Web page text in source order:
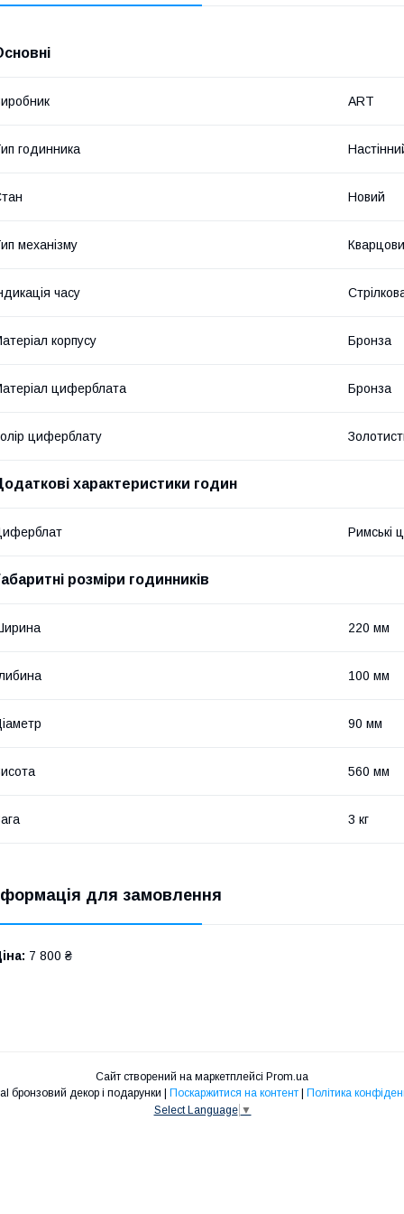
ART
годинника
Новий
механізму
часу
корпусу Бронза
циферблата Бронза
циферблату
характеристики годин
Римські
розміри годинників
220 мм
100 мм
90 мм
560 мм
3 кг
для замовлення
7 800 ₴
Сайт створений на маркетплейсі Prom.ua
Art-Versal бронзовий декор і подарунки | Поскаржитися на контент | Політика
Select Language ▼